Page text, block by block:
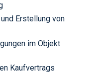
und Erstellung von
im Objekt
Kaufvertrags